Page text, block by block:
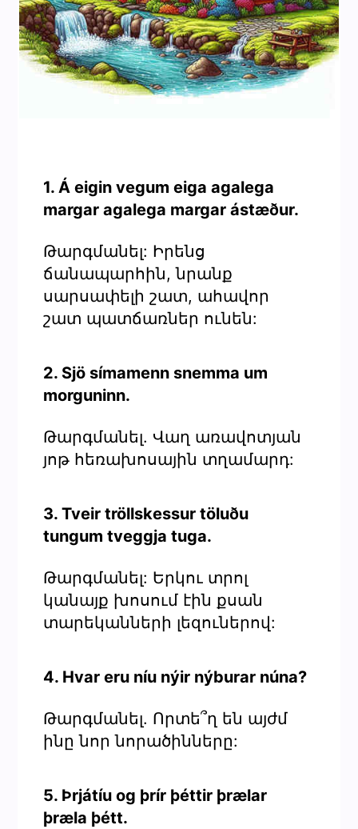
1. Á eigin vegum eiga agalega
margar agalega margar ástæður.
Թարգմանել: Իրենց
ճանապարհին, նրանք
սարսափելի շատ, ահավոր
շատ պատճառներ ունեն:
2. Sjö símamenn snemma um
morguninn.
Թարգմանել. Վաղ առավոտյան
յոթ հեռախոսային տղամարդ:
3. Tveir tröllskessur töluðu
tungum tveggja tuga.
Թարգմանել: Երկու տրոլ
կանայք խոսում էին քսան
տարեկանների լեզուներով:
4. Hvar eru níu nýir nýburar núna?
Թարգմանել. Որտե՞ղ են այժմ
ինը նոր նորածինները:
5. Þrjátíu og þrír þéttir þrælar
þræla þétt.